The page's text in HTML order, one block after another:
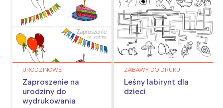
URODZINOWE
Zaproszenie na
urodziny do
wydrukowania
ZABAWY DO DRUKU
Leśny labirynt dla
dzieci